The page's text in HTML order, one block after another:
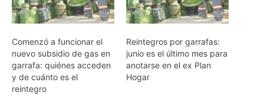
Comenzó a funcionar el
nuevo subsidio de gas en
garrafa: quiénes acceden
y de cuánto es el
reintegro
Reintegros por garrafas:
junio es el último mes para
anotarse en el ex Plan
Hogar